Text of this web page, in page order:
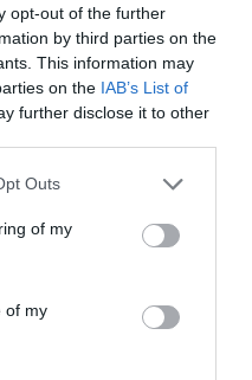
opt-out of the further
by third parties on the
This information may
on the IAB’s List of
further disclose it to other
uses one or more Google
You may click to
its third-party tags to
purposes in below Google
Outs
of my
of my
szereti. Na jó, a
van egy érdekes
grillezett halból,
áll. Az
a teaidőben
fel neki. A
lazacos, tojásos és
héj nélkül